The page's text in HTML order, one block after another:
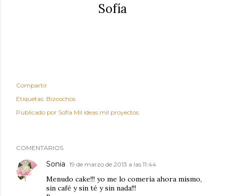
Sofía
Compartir
Etiquetas: Bizcochos
Publicado por Sofía Mil ideas mil proyectos
COMENTARIOS
Sonia 19 de marzo de 2013 a las 11:44
Menudo cake!!! yo me lo comería ahora mismo,
sin café y sin té y sin nada!!!